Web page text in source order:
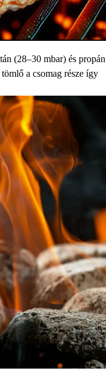
(28–30 mbar) és propán
a csomag része így